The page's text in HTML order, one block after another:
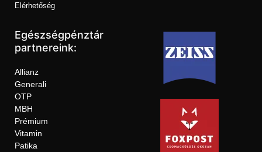
Elérhetőség
Egészségpénztár
partnereink:
Allianz
Generali
OTP
MBH
Prémium
Vitamin
Patika